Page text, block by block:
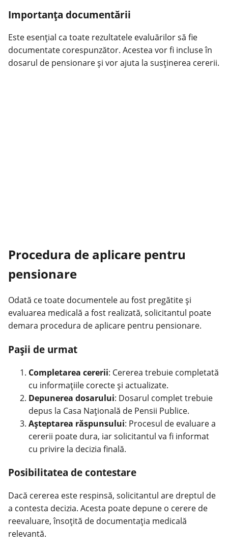
Importanța documentării
Este esențial ca toate rezultatele evaluărilor să fie
documentate corespunzător. Acestea vor fi incluse în
dosarul de pensionare și vor ajuta la susținerea cererii.
Procedura de aplicare pentru
pensionare
Odată ce toate documentele au fost pregătite și
evaluarea medicală a fost realizată, solicitantul poate
demara procedura de aplicare pentru pensionare.
Pașii de urmat
Completarea cererii: Cererea trebuie completată
cu informațiile corecte și actualizate.
Depunerea dosarului: Dosarul complet trebuie
depus la Casa Națională de Pensii Publice.
Așteptarea răspunsului: Procesul de evaluare a
cererii poate dura, iar solicitantul va fi informat
cu privire la decizia finală.
Posibilitatea de contestare
Dacă cererea este respinsă, solicitantul are dreptul de
a contesta decizia. Acesta poate depune o cerere de
reevaluare, însoțită de documentația medicală
relevantă.